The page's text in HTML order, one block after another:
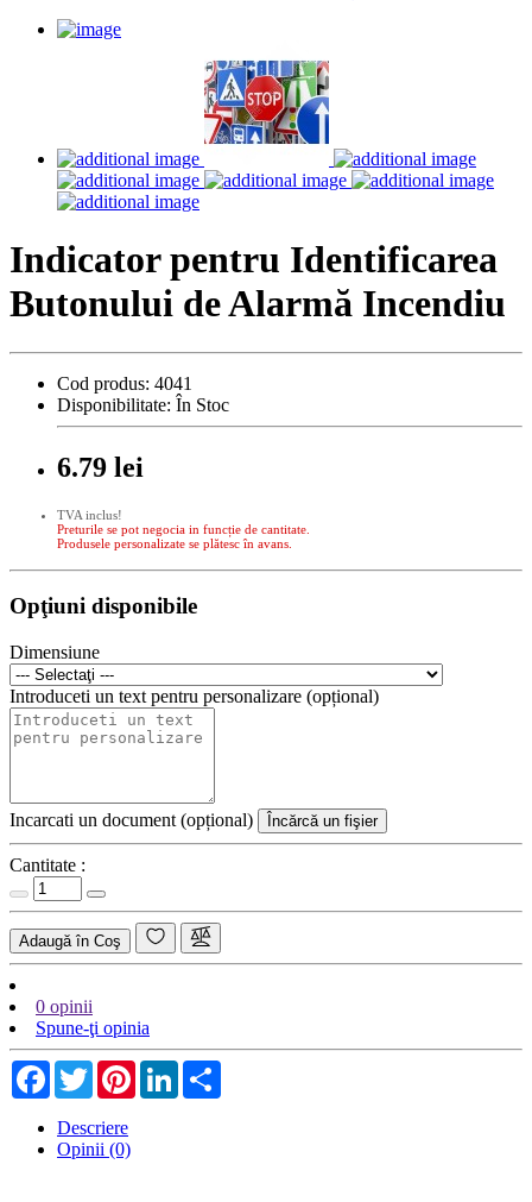
Indicator pentru Identificarea
Butonului de Alarmă Incendiu
Cod produs: 4041
Disponibilitate: În Stoc
6.79 lei
TVA inclus!
Preturile se pot negocia in funcție de cantitate.
Produsele personalizate se plătesc în avans.
Opţiuni disponibile
Dimensiune
Introduceti un text pentru personalizare (opțional)
Incarcati un document (opțional) Încărcă un fişier
Cantitate :
Adaugă în Coş
0 opinii
Spune-ţi opinia
Facebook
TwitterPinterestLinkedIn
Descriere
Opinii (0)